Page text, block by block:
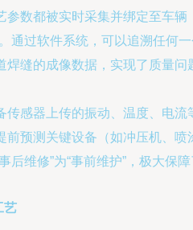
参数都被实时采集并绑定至车辆
通过软件系统，可以追溯任何
焊缝的成像数据，实现了质量问
传感器上传的振动、温度、电流
前预测关键设备（如冲压机、喷
后维修”为“事前维护”，极大保
艺